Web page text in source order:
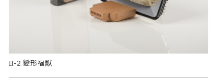
II-2 變形福獸